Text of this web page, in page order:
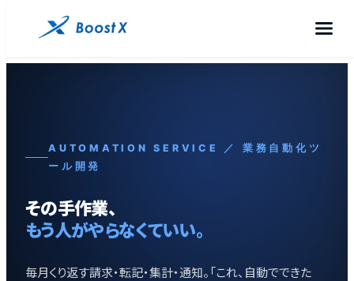
AUTOMATION SERVICE ／ 業務自動化ツ
ール開発
その手作業、
もう人がやらなくていい。
毎月くり返す請求・転記・集計・通知。「これ、自動でできた